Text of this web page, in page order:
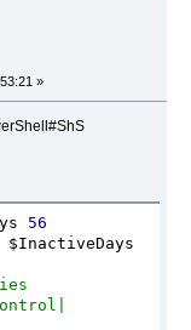
ugolok.gif",
ugolok.gif",
»
56
$InactiveDays